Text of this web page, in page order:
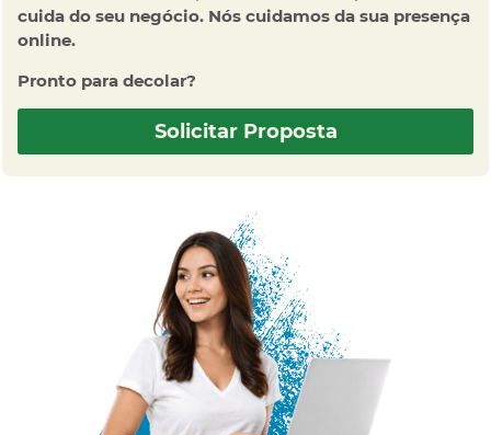
cuida do seu negócio. Nós cuidamos da sua presença
online.
Pronto para decolar?
Solicitar Proposta